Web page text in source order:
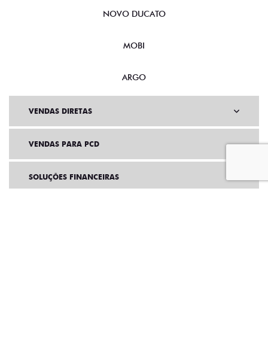
NOVO DUCATO
MOBI
ARGO
VENDAS DIRETAS
VENDAS PARA PCD
SOLUÇÕES FINANCEIRAS